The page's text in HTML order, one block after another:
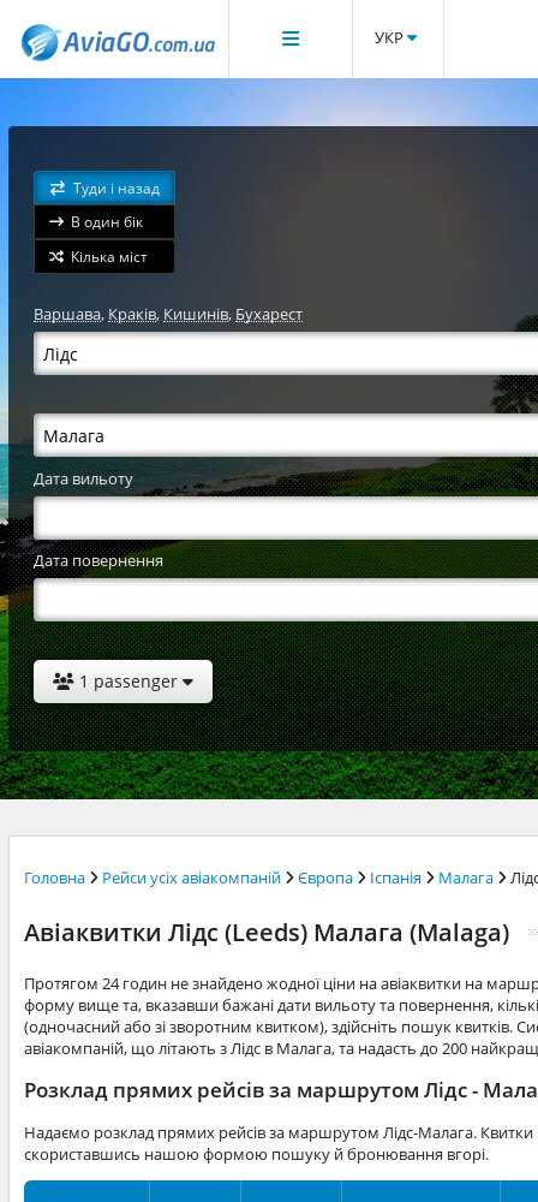
УКР
Туди і назад
В один бік
Кілька міст
Варшава, Краків, Кишинів, Бухарест
Дата вильоту
Дата повернення
1 passenger
Головна Рейси усіх авіакомпаній Європа Іспанія Малага
Авіаквитки Лідс (Leeds) Малага (Malaga)
Протягом 24 годин не знайдено жодної ціни на авіаквитки на
форму вище та, вказавши бажані дати вильоту та повернення,
(одночасний або зі зворотним квитком), здійсніть пошук квитків.
авіакомпаній, що літають з Лідс в Малага, та надасть до 200
Розклад прямих рейсів за маршрутом Лідс -
Надаємо розклад прямих рейсів за маршрутом Лідс-Малага.
скориставшись нашою формою пошуку й бронювання вгорі.